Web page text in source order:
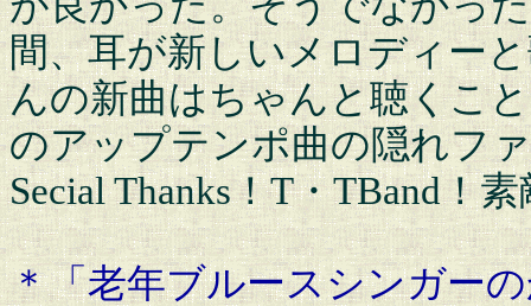
間、耳が新しいメロディー
んの新曲はちゃんと聴くこ
のアップテンポ曲の隠れフ
Secial Thanks！T・TBand！
＊「老年ブルースシンガー